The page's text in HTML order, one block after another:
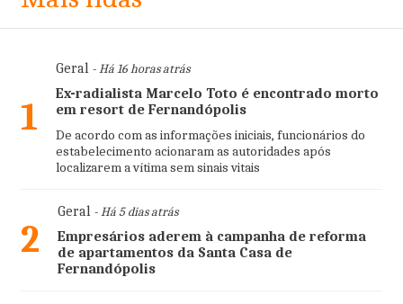
1
Geral- Há 16 horas atrás
Ex-radialista Marcelo Toto é encontrado morto
em resort de Fernandópolis
De acordo com as informações iniciais, funcionários do
estabelecimento acionaram as autoridades após
localizarem a vítima sem sinais vitais
2
Geral- Há 5 dias atrás
Empresários aderem à campanha de reforma
de apartamentos da Santa Casa de
Fernandópolis